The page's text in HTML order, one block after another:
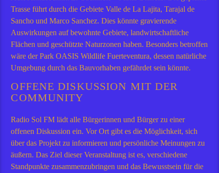
Trasse führt durch die Gebiete Valle de La Lajita, Tarajal de
Sancho und Marco Sanchez. Dies könnte gravierende
Auswirkungen auf bewohnte Gebiete, landwirtschaftliche
Flächen und geschützte Naturzonen haben. Besonders betroffen
wäre der Park OASIS Wildlife Fuerteventura, dessen natürliche
Umgebung durch das Bauvorhaben gefährdet sein könnte.
OFFENE DISKUSSION MIT DER
COMMUNITY
Radio Sol FM lädt alle Bürgerinnen und Bürger zu einer
offenen Diskussion ein. Vor Ort gibt es die Möglichkeit, sich
über das Projekt zu informieren und persönliche Meinungen zu
äußern. Das Ziel dieser Veranstaltung ist es, verschiedene
Standpunkte zusammenzubringen und das Bewusstsein für die